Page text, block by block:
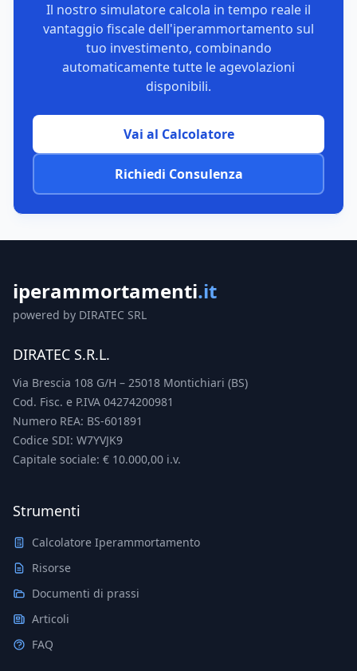
Il nostro simulatore calcola in tempo reale il
vantaggio fiscale dell'iperammortamento sul
tuo investimento, combinando
automaticamente tutte le agevolazioni
disponibili.
Vai al Calcolatore
Richiedi Consulenza
iperammortamenti.it
powered by DIRATEC SRL
DIRATEC S.R.L.
Via Brescia 108 G/H – 25018 Montichiari (BS)
Cod. Fisc. e P.IVA 04274200981
Numero REA: BS-601891
Codice SDI: W7YVJK9
Capitale sociale: € 10.000,00 i.v.
Strumenti
Calcolatore Iperammortamento
Risorse
Documenti di prassi
Articoli
FAQ